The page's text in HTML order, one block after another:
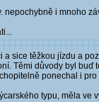
i mnoho
sice těžkou jízdu a
Těmi důvody byl
ponechal i
typu, měla